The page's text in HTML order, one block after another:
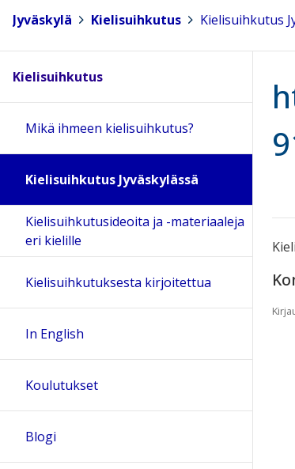
Jyväskylä Kielisuihkutus Kielisuihkutus
Kielisuihkutus
Mikä ihmeen kielisuihkutus?
Kielisuihkutus Jyväskylässä
Kielisuihkutusideoita ja -materiaaleja
eri kielille
Kielisuihkutuksesta kirjoitettua
In English
Koulutukset
Blogi